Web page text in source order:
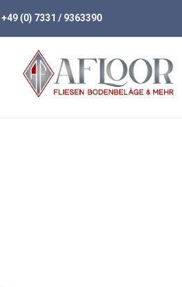
+49 (0) 7331 / 9363390